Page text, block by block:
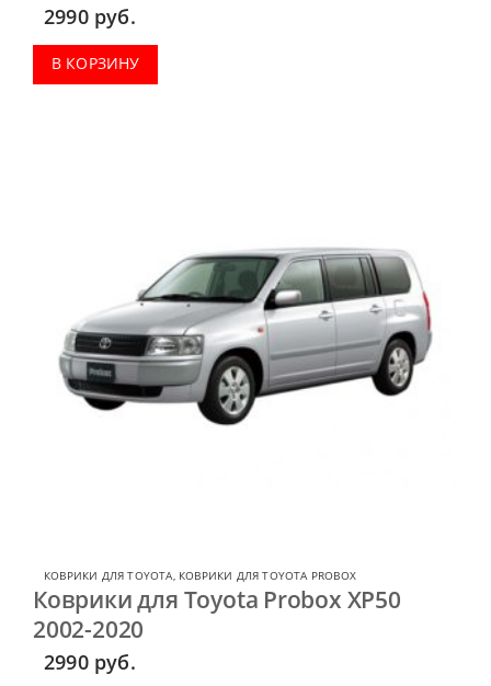
2990 руб.
В КОРЗИНУ
КОВРИКИ ДЛЯ TOYOTA КОВРИКИ ДЛЯ TOYOTA PROBOX
Коврики для Toyota Probox XP50
2002-2020
2990 руб.